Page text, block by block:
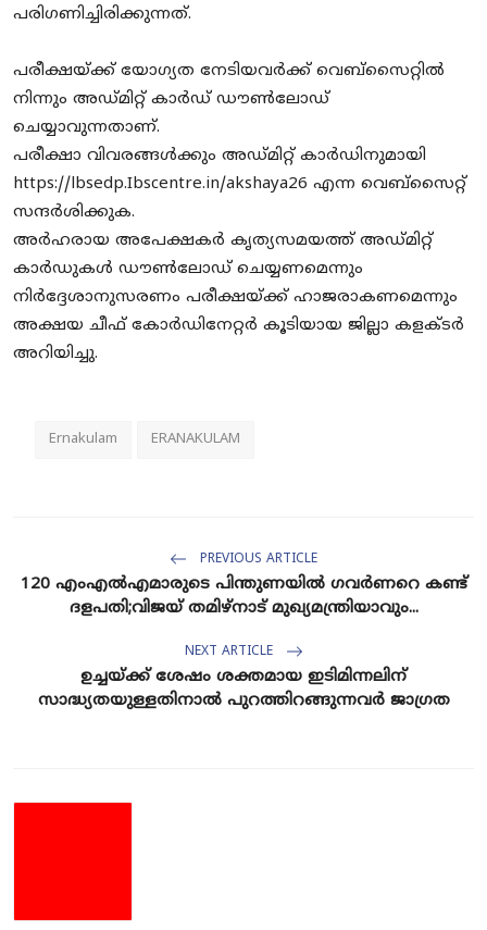
പരിഗണിച്ചിരിക്കുന്നത്.
പരീക്ഷയ്ക്ക് യോഗ്യത നേടിയവർക്ക് വെബ്സൈറ്റിൽ
നിന്നും അഡ്മിറ്റ് കാർഡ് ഡൗൺലോഡ്
ചെയ്യാവുന്നതാണ്.
​പരീക്ഷാ വിവരങ്ങൾക്കും അഡ്മിറ്റ് കാർഡിനുമായി
https://lbsedp.Ibscentre.in/akshaya26 എന്ന വെബ്സൈറ്റ്
സന്ദർശിക്കുക.
​അർഹരായ അപേക്ഷകർ കൃത്യസമയത്ത് അഡ്മിറ്റ്
കാർഡുകൾ ഡൗൺലോഡ് ചെയ്യണമെന്നും
നിർദ്ദേശാനുസരണം പരീക്ഷയ്ക്ക് ഹാജരാകണമെന്നും
അക്ഷയ ചീഫ് കോർഡിനേറ്റർ കൂടിയായ ജില്ലാ കളക്ടർ
അറിയിച്ചു.
Ernakulam ERANAKULAM
PREVIOUS ARTICLE
120 എംഎൽഎമാരുടെ പിന്തുണയിൽ ഗവർണറെ കണ്ട്
ദളപതി;വിജയ് തമിഴ്നാട്‌ മുഖ്യമന്ത്രിയാവും...
NEXT ARTICLE
ഉച്ചയ്‌ക്ക് ശേഷം ശക്തമായ ഇടിമിന്നലിന്
സാദ്ധ്യതയുള്ളതിനാൽ പുറത്തിറങ്ങുന്നവർ ജാഗ്രത